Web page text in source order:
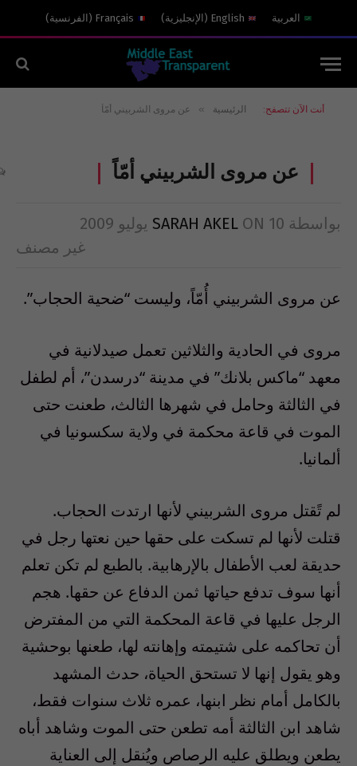
العربية English
( الإنجليزية)
Français
( الفرنسية)
أنت الآن تتصفح: الرئيسية » عن مروى الشربيني أمّاً
عن مروى الشربيني أمّاً
بواسطة SARAH AKEL ON 10 يوليو 2009
غير مصنف
عن مروى الشربيني أُمّاً، وليست “ضحية الحجاب”.
مروى في الحادية والثلاثين تعمل صيدلانية في
معهد “ماكس بلانك” في مدينة “درسدن”، أم لطفل
في الثالثة وحامل في شهرها الثالث، طعنت حتى
الموت في قاعة محكمة في ولاية سكسونيا في
ألمانيا.
لم تًقتل مروى الشربيني لأنها ارتدت الحجاب.
قتلت لأنها لم تسكت على حقها حين نعتها رجل في
حديقة لعب الأطفال بالإرهابية. بالطبع لم تكن تعلم
أنها سوف تدفع حياتها ثمن الدفاع عن حقها. هجم
الرجل عليها في قاعة المحكمة التي من المفترض
أن تحاكمه على شتيمته وإهانته لها، طعنها بوحشية
وهو يقول إنها لا تستحق الحياة، حدث المشهد
بالكامل أمام نظر ابنها، عمره ثلاث سنوات فقط،
شاهد ابن الثالثة أمه تطعن حتى الموت وشاهد أباه
يطعن ويطلق عليه الرصاص ويُنقل إلى العناية